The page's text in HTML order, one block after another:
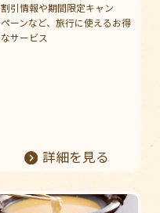
割引情報や期間限定キャン
ペーンなど、旅行に使えるお得
なサービス
詳細を見る